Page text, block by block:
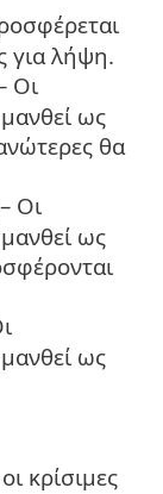
για λήψη.
Οι
ως
θα
– Οι
ως
ως
κρίσιμες